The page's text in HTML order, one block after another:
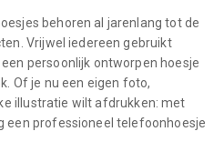
behoren al jarenlang tot de
Vrijwel iedereen gebruikt
persoonlijk ontworpen hoesje
Of je nu een eigen foto,
illustratie wilt afdrukken: met
een professioneel telefoonhoesje